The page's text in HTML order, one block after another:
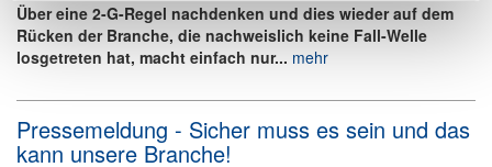
Über eine 2-G-Regel nachdenken und dies wieder auf dem
Rücken der Branche, die nachweislich keine Fall-Welle
losgetreten hat, macht einfach nur... mehr
Pressemeldung - Sicher muss es sein und das
kann unsere Branche!